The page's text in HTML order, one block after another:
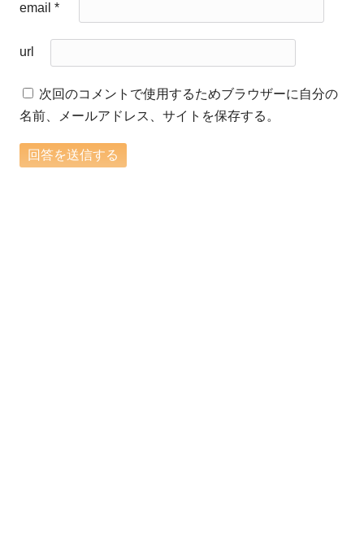
email*
url
次回のコメントで使用するためブラウザーに自分の
名前、メールアドレス、サイトを保存する。